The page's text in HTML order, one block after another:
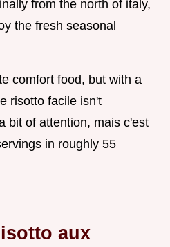
from the north of italy,
the fresh seasonal
comfort food, but with a
risotto facile isn't
bit of attention, mais c'est
in roughly 55
aux